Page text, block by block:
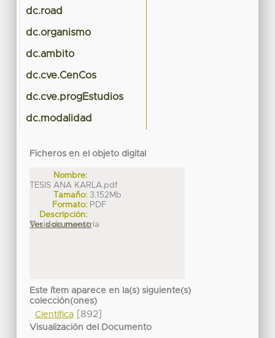
dc.road
dc.organismo
dc.ambito
dc.cve.CenCos
dc.cve.progEstudios
dc.modalidad
Ficheros en el objeto digital
Nombre:
TESIS ANA KARLA.pdf
Tamaño: 3.152Mb
Formato: PDF
Descripción:
Tesis de maestría
Ver documento
Este ítem aparece en la(s) siguiente(s)
colección(ones)
Científica[892]
Visualización del Documento